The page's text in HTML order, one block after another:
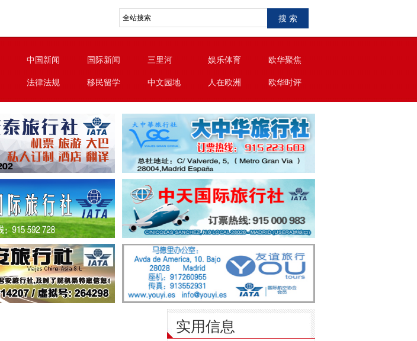
搜 索
中国新闻 国际新闻 三里河 娱乐体育 欧华聚焦
法律法规 移民留学 中文园地 人在欧洲 欧华时评
实用信息